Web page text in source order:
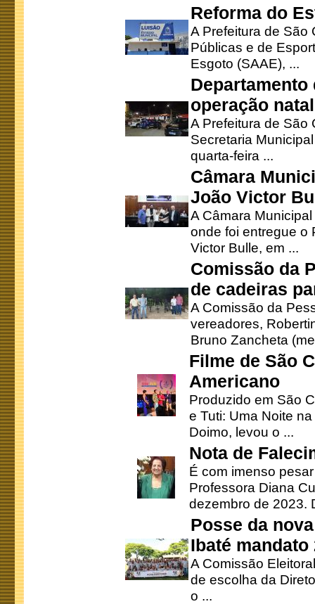
Reforma do
A Prefeitura de São
Públicas e de
Esgoto (SAAE), ...
operação
A Prefeitura de São
Secretaria
quarta-feira ...
Câmara
João Victor
A Câmara
onde foi entregue o
Victor Bulle, em ...
Comissão da
de cadeiras
A Comissão da
vereadores,
Bruno Zancheta
Filme de São
Americano
Produzido em São
e Tuti: Uma Noite
Doimo, levou o ...
Nota de
É com imenso
Professora Diana
dezembro de 2023.
Posse da
Ibaté mandato
A Comissão
de escolha da
o ...